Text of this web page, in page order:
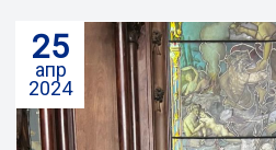
25
апр
2024